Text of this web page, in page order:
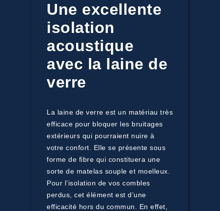
Une excellente
isolation
acoustique
avec la laine de
verre
La laine de verre est un matériau très
efficace pour bloquer les bruitages
extérieurs qui pourraient nuire à
votre confort. Elle se présente sous
forme de fibre qui constituera une
sorte de matelas souple et moelleux.
Pour l’isolation de vos combles
perdus, cet élément est d’une
efficacité hors du commun. En effet,